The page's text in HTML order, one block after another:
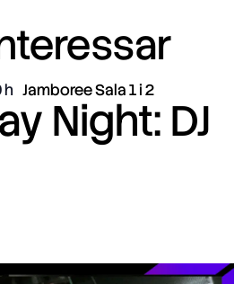
Jamboree Sala 1 i 2
Night: DJ